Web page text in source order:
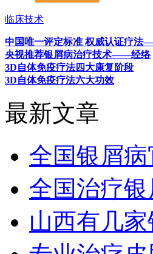
临床技术
中国唯一评定标准 权威认证疗法—
央视推荐银屑病治疗技术——经络
3D自体免疫疗法四大康复阶段
3D自体免疫疗法六大功效
最新文章
全国银屑
全国治疗
山西有几